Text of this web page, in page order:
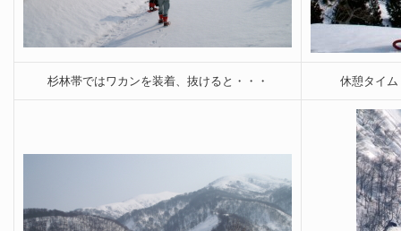
杉林帯ではワカンを装着、抜けると・・・ 休憩タイ